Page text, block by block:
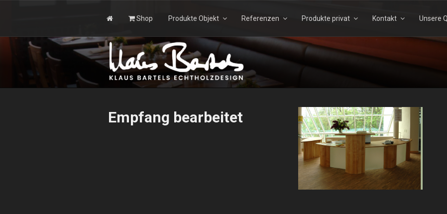
KLAUS BARTELS –
Shop Produkte Objekt Referenzen Produkte privat Kontakt Unsere
Suchen
nach:
Suchen
Empfang bearbeitet